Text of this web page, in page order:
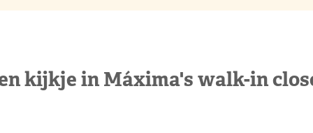
kijkje in Máxima's walk-in